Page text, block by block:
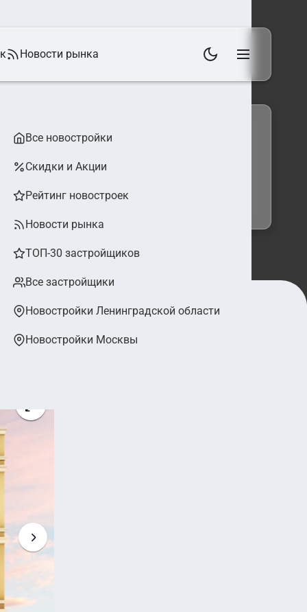
Новости рынка
Все новостройки
Скидки и Акции
Рейтинг новостроек
Новости рынка
ТОП-30 застройщиков
Все застройщики
Новостройки Ленинградской области
Новостройки Москвы